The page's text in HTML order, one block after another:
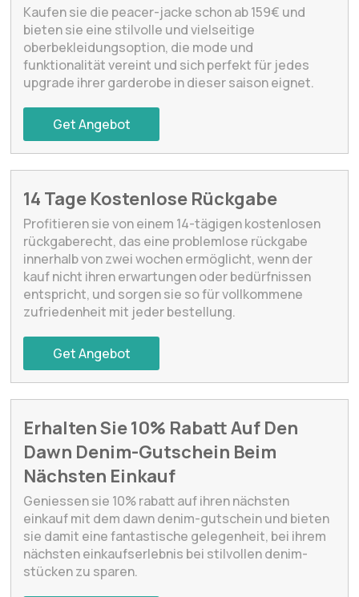
Kaufen sie die peacer-jacke schon ab 159€ und
bieten sie eine stilvolle und vielseitige
oberbekleidungsoption, die mode und
funktionalität vereint und sich perfekt für jedes
upgrade ihrer garderobe in dieser saison eignet.
Get Angebot
14 Tage Kostenlose Rückgabe
Profitieren sie von einem 14-tägigen kostenlosen
rückgaberecht, das eine problemlose rückgabe
innerhalb von zwei wochen ermöglicht, wenn der
kauf nicht ihren erwartungen oder bedürfnissen
entspricht, und sorgen sie so für vollkommene
zufriedenheit mit jeder bestellung.
Get Angebot
Erhalten Sie 10% Rabatt Auf Den
Dawn Denim-Gutschein Beim
Nächsten Einkauf
Geniessen sie 10% rabatt auf ihren nächsten
einkauf mit dem dawn denim-gutschein und bieten
sie damit eine fantastische gelegenheit, bei ihrem
nächsten einkaufserlebnis bei stilvollen denim-
stücken zu sparen.